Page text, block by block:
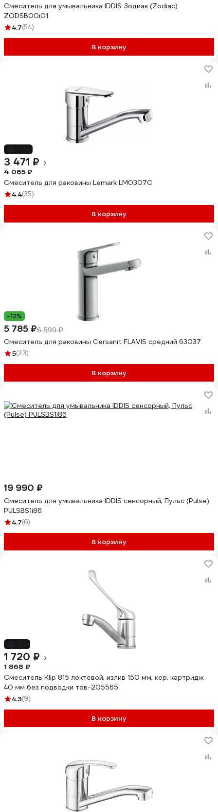
Смеситель для умывальника IDDIS Зодиак (Zodiac)
ZODSB00i01
4.7(54)
В корзину
3 471 ₽
4 065 ₽
Смеситель для раковины Lemark LM0307C
4.4(35)
В корзину
-12%
5 785 ₽6 599 ₽
Смеситель для раковины Cersanit FLAVIS средний 63037
5(23)
В корзину
19 990 ₽
Смеситель для умывальника IDDIS сенсорный, Пульс (Pulse)
PULSBS1i86
4.7(6)
В корзину
1 720 ₽
1 868 ₽
Смеситель Klip 815 локтевой, излив 150 мм, кер. картридж
40 мм без подводки тов-205565
4.3(9)
В корзину